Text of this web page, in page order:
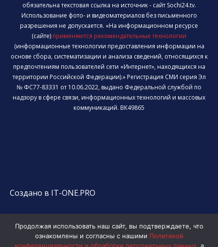
обязательна текстовая ссылка на источник - сайт Sochi24.tv.
Использование фото- и видеоматериалов без письменного
разрешения не допускается. «На информационном ресурсе
(сайте) применяются рекомендательные технологии
(информационные технологии предоставления информации на
основе сбора, систематизации и анализа сведений, относящихся к
предпочтениям пользователей сети «Интернет», находящихся на
территории Российской Федерации).» Регистрация СМИ серия Эл
№ ФС77-83331 от 10.06.2022, выдано Федеральной службой по
надзору в сфере связи, информационных технологий и массовых
коммуникаций. ВК49865
Создано в IT-ONE.PRO
Продолжая использовать наш сайт, вы подтверждаете, что
ознакомлены и согласны с нашими Политикой